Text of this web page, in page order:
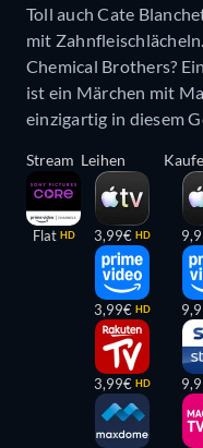
Toll auch Cate
mit
Chemical Brothers?
ist ein Märchen mit
einzigartig in diesem
Stream
Flat HD
Leihen
3,99€ HD
3,99€ HD
3,99€ HD